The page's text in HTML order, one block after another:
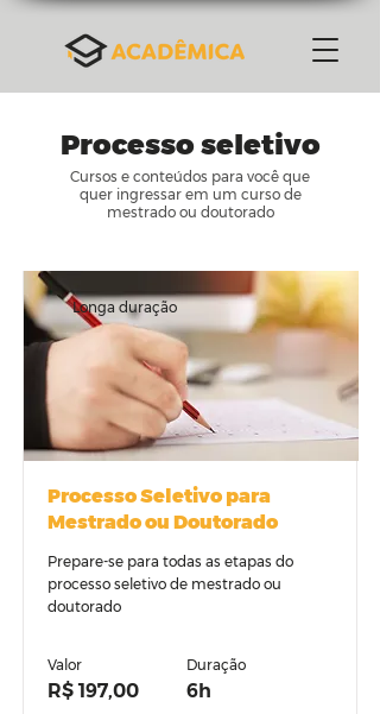
Processo seletivo
Cursos e conteúdos para você que
quer ingressar em um curso de
mestrado ou doutorado
Longa duração
Processo Seletivo para
Mestrado ou Doutorado
Prepare-se para todas as etapas do
processo seletivo de mestrado ou
doutorado
Valor
R$ 197,00
Duração
6h